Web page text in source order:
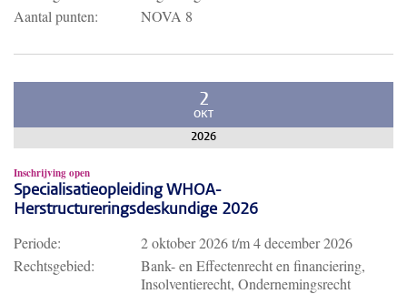
Aantal punten:
NOVA 8
2
OKT
2026
Inschrijving open
Specialisatieopleiding WHOA-
Herstructureringsdeskundige 2026
Periode: 2 oktober 2026t/m4 december 2026
Rechtsgebied:
Bank- en Effectenrecht en financiering,
Insolventierecht, Ondernemingsrecht